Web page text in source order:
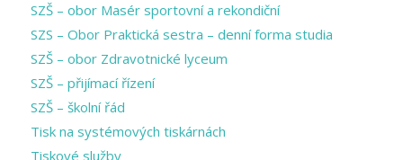
SZŠ – obor Masér sportovní a rekondiční
SZS – Obor Praktická sestra – denní forma studia
SZŠ – obor Zdravotnické lyceum
SZŠ – přijímací řízení
SZŠ – školní řád
Tisk na systémových tiskárnách
Tiskové služby